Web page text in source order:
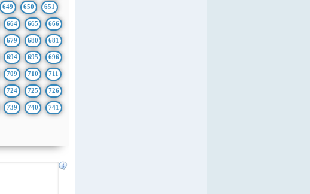
649 650 651
664 665 666
679 680 681
694 695 696
709 710 711
724 725 726
739 740 741